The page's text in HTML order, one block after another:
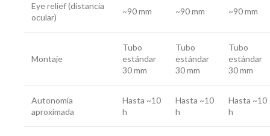
Eye relief (distancia
ocular)
~90 mm ~90 mm ~90 mm
Montaje
Tubo
estándar
30 mm
Tubo
estándar
30 mm
Tubo
estándar
30 mm
Autonomía
aproximada
Hasta ~10
h
Hasta ~10
h
Hasta ~10
h